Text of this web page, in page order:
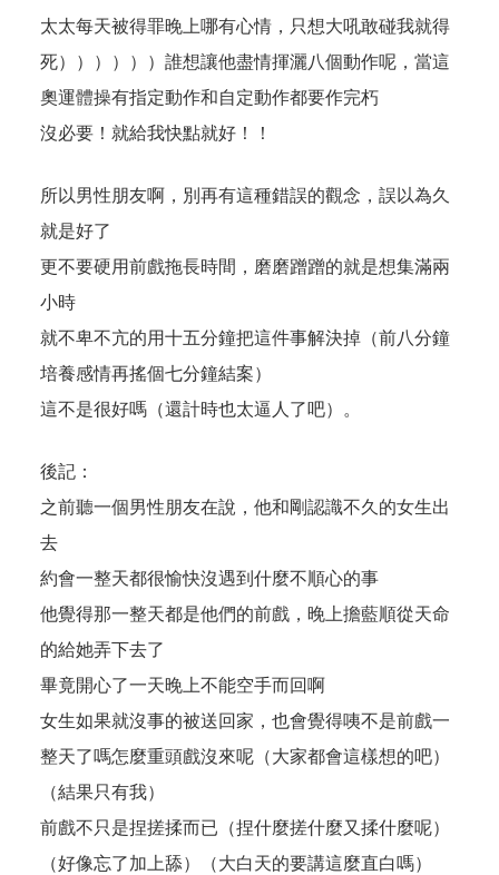
太太每天被得罪晚上哪有心情，只想大吼敢碰我就得
死））））））誰想讓他盡情揮灑八個動作呢，當這
奧運體操有指定動作和自定動作都要作完朽
沒必要！就給我快點就好！！
所以男性朋友啊，別再有這種錯誤的觀念，誤以為久
就是好了
更不要硬用前戲拖長時間，磨磨蹭蹭的就是想集滿兩
小時
就不卑不亢的用十五分鐘把這件事解決掉（前八分鐘
培養感情再搖個七分鐘結案）
這不是很好嗎（還計時也太逼人了吧）。
後記：
之前聽一個男性朋友在說，他和剛認識不久的女生出
去
約會一整天都很愉快沒遇到什麼不順心的事
他覺得那一整天都是他們的前戲，晚上擔藍順從天命
的給她弄下去了
畢竟開心了一天晚上不能空手而回啊
女生如果就沒事的被送回家，也會覺得咦不是前戲一
整天了嗎怎麼重頭戲沒來呢（大家都會這樣想的吧）
（結果只有我）
前戲不只是捏搓揉而已（捏什麼搓什麼又揉什麼呢）
（好像忘了加上舔）（大白天的要講這麼直白嗎）